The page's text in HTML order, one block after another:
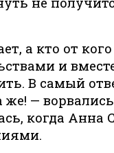
а кто от
и
В самый
—
когда Анна